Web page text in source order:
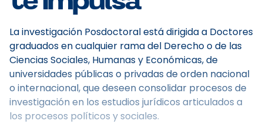
La investigación Posdoctoral está dirigida a Doctores
graduados en cualquier rama del Derecho o de las
Ciencias Sociales, Humanas y Económicas, de
universidades públicas o privadas de orden nacional
o internacional, que deseen consolidar procesos de
investigación en los estudios jurídicos articulados a
los procesos políticos y sociales.